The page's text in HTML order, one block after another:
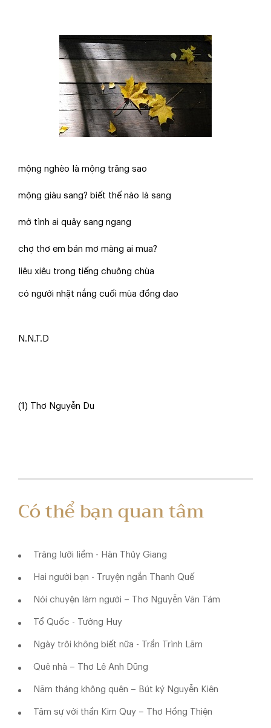
mộng nghèo là mộng trăng sao
mộng giàu sang? biết thế nào là sang
mớ tình ai quảy sang ngang
chợ thơ em bán mơ màng ai mua?
liêu xiêu trong tiếng chuông chùa
có người nhặt nắng cuối mùa đồng dao
N.N.T.D
(1) Thơ Nguyễn Du
Có thể bạn quan tâm
Trăng lưỡi liềm - Hàn Thủy Giang
Hai người bạn - Truyện ngắn Thanh Quế
Nói chuyện làm người – Thơ Nguyễn Văn Tám
Tổ Quốc - Tường Huy
Ngày trôi không biết nữa - Trần Trình Lãm
Quê nhà – Thơ Lê Anh Dũng
Năm tháng không quên – Bút ký Nguyễn Kiên
Tâm sự với thần Kim Quy – Thơ Hồng Thiện